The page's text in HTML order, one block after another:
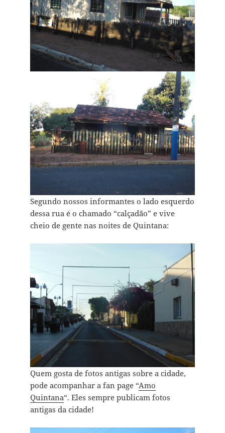
Segundo nossos informantes o lado esquerdo
dessa rua é o chamado “calçadão” e vive
cheio de gente nas noites de Quintana:
Quem gosta de fotos antigas sobre a cidade,
pode acompanhar a fan page “Amo
Quintana“. Eles sempre publicam fotos
antigas da cidade!